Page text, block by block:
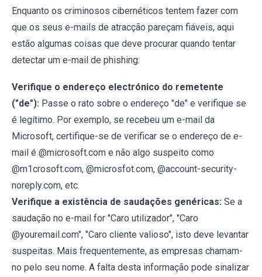
Enquanto os criminosos cibernéticos tentem fazer com
que os seus e-mails de atracção pareçam fiáveis, aqui
estão algumas coisas que deve procurar quando tentar
detectar um e-mail de phishing:
Verifique o endereço electrónico do remetente
("de"): Passe o rato sobre o endereço "de" e verifique se
é legítimo. Por exemplo, se recebeu um e-mail da
Microsoft, certifique-se de verificar se o endereço de e-
mail é @microsoft.com e não algo suspeito como
@m1crosoft.com, @microsfot.com, @account-security-
noreply.com, etc.
Verifique a existência de saudações genéricas: Se a
saudação no e-mail for "Caro utilizador", "Caro
@youremail.com", "Caro cliente valioso", isto deve levantar
suspeitas. Mais frequentemente, as empresas chamam-
no pelo seu nome. A falta desta informação pode sinalizar